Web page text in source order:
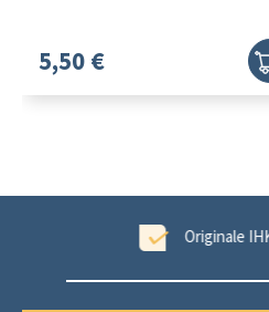
5,50 €
Originale